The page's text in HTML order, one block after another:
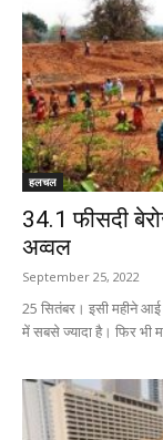
हलचल
34.1 फीसदी
अव्वल
September 25, 2022
25 सितंबर। इसी महीने आई
में सबसे ज्यादा है। फिर भी